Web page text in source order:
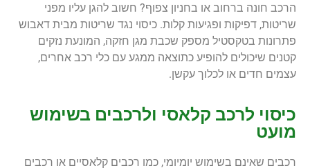
הרכב חונה ברחוב או בחניון צפוף? חשוב להגן עליו מפני
שריטות, דפיקות ופגיעות קלות. כיסוי נגד שריטות מבית דאבוש
פתרונות בטקסטיל מספק שכבת מגן חזקה, המונעת נזקים
קטנים שיכולים להופיע כתוצאה ממגע עם כלי רכב אחרים,
עצמים חדים או לכלוך עקשן.
כיסוי לרכב קלאסי ולרכבים בשימוש
מועט
רכבים שאינם בשימוש יומיומי, כמו רכבים קלאסיים או רכבים